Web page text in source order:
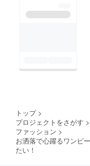
トップ >
プロジェクトをさがす >
ファッション >
お洒落で心躍るワンピ
たい！